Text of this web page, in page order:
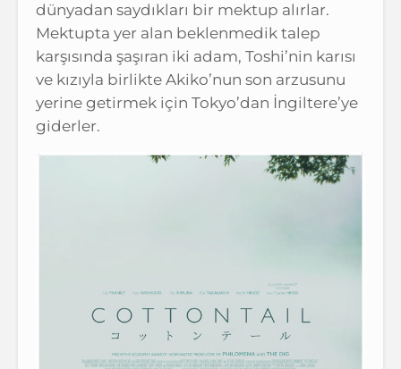
dünyadan saydıkları bir mektup alırlar.
Mektupta yer alan beklenmedik talep
karşısında şaşıran iki adam, Toshi’nin karısı
ve kızıyla birlikte Akiko’nun son arzusunu
yerine getirmek için Tokyo’dan İngiltere’ye
giderler.